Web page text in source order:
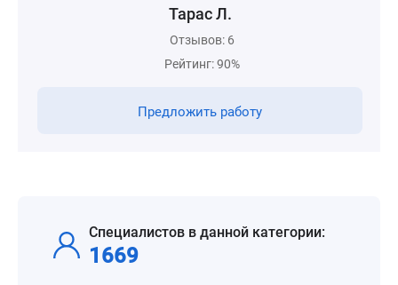
Тарас Л.
Отзывов: 6
Рейтинг: 90%
Предложить работу
Специалистов в данной категории:
1669